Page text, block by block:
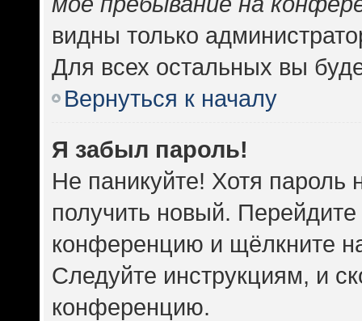
видны только
Для всех остальных вы
Вернуться к началу
Я забыл пароль!
Не паникуйте! Хотя пароль
получить новый.
конференцию и щёлкните
Следуйте инструкциям, и
конференцию.